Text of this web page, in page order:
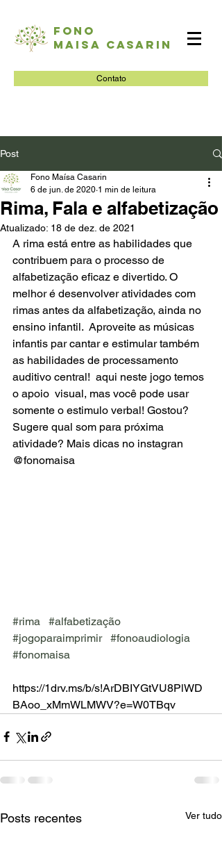
Fono
Maisa Casarin
Contato
Post
Rima, Fala e alfabetização
Fono Maísa Casarin
6 de jun. de 2020 1 min de leitura
Atualizado: 18 de dez. de 2021
A rima está entre as habilidades que
contribuem para o processo de
alfabetização eficaz e divertido. O
melhor é desenvolver atividades com
rimas antes da alfabetização, ainda no
ensino infantil.  Aproveite as músicas
infantis par cantar e estimular também
as habilidades de processamento
auditivo central!  aqui neste jogo temos
o apoio  visual, mas você pode usar
somente o estimulo verbal! Gostou?
Sugere qual som para próxima
atividade? Mais dicas no instagran
@fonomaisa
#rima
#alfabetização
#jogoparaimprimir
#fonoaudiologia
#fonomaisa
https://1drv.ms/b/s!ArDBIYGtVU8PlWD
BAoo_xMmWLMWV?e=W0TBqv
Posts recentes Ver tudo